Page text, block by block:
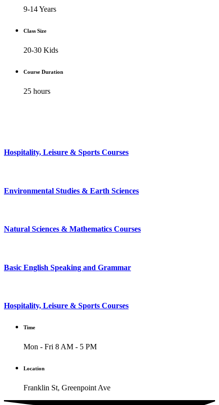
9-14 Years
Class Size
20-30 Kids
Course Duration
25 hours
Hospitality, Leisure & Sports Courses
Environmental Studies & Earth Sciences
Natural Sciences & Mathematics Courses
Basic English Speaking and Grammar
Hospitality, Leisure & Sports Courses
Time
Mon - Fri 8 AM - 5 PM
Location
Franklin St, Greenpoint Ave